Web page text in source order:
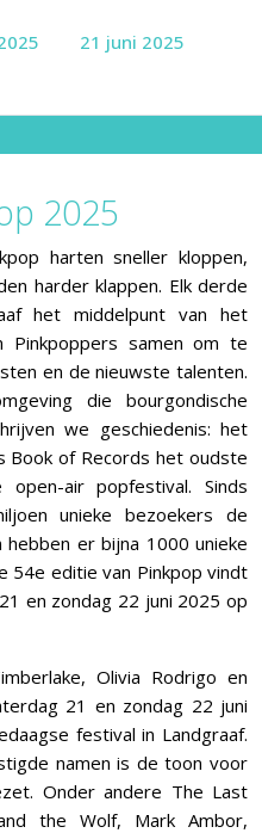
21 juni 2025
2025
harten sneller kloppen,
harder klappen. Elk derde
het middelpunt van het
Pinkpoppers samen om te
en de nieuwste talenten.
die bourgondische
we geschiedenis: het
Book of Records het oudste
open-air popfestival. Sinds
unieke bezoekers de
er bijna 1000 unieke
54e editie van Pinkpop vindt
en zondag 22 juni 2025 op
Olivia Rodrigo en
21 en zondag 22 juni
festival in Landgraaf.
namen is de toon voor
Onder andere The Last
the Wolf, Mark Ambor,